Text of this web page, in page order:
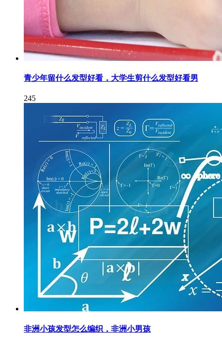
青少年留什么发型好看，大学生剪什么发型好看男
245
非洲小孩发型怎么编织，非洲小男孩